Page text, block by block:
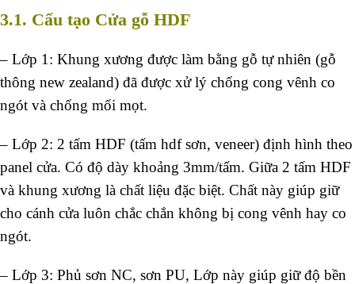
3.1. Cấu tạo Cửa gỗ HDF
– Lớp 1: Khung xương được làm bằng gỗ tự nhiên (gỗ
thông new zealand) đã được xử lý chống cong vênh co
ngót và chống mối mọt.
– Lớp 2: 2 tấm HDF (tấm hdf sơn, veneer) định hình theo
panel cửa. Có độ dày khoảng 3mm/tấm. Giữa 2 tấm HDF
và khung xương là chất liệu đặc biệt. Chất này giúp giữ
cho cánh cửa luôn chắc chắn không bị cong vênh hay co
ngót.
– Lớp 3: Phủ sơn NC, sơn PU, Lớp này giúp giữ độ bền